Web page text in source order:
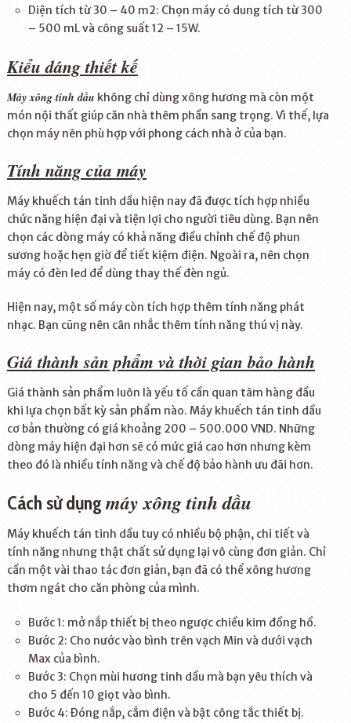
Diện tích từ 30 – 40 m2: Chọn máy có dung tích từ 300
– 500 mL và công suất 12 – 15W.
Kiểu dáng thiết kế
Máy xông tinh dầu không chỉ dùng xông hương mà còn một
món nội thất giúp căn nhà thêm phần sang trọng. Vì thế, lựa
chọn máy nên phù hợp với phong cách nhà ở của bạn.
Tính năng của máy
Máy khuếch tán tinh dầu hiện nay đã được tích hợp nhiều
chức năng hiện đại và tiện lợi cho người tiêu dùng. Bạn nên
chọn các dòng máy có khả năng điều chỉnh chế độ phun
sương hoặc hẹn giờ để tiết kiệm điện. Ngoài ra, nên chọn
máy có đèn led để dùng thay thế đèn ngủ.
Hiện nay, một số máy còn tích hợp thêm tính năng phát
nhạc. Bạn cũng nên cân nhắc thêm tính năng thú vị này.
Giá thành sản phẩm và thời gian bảo hành
Giá thành sản phẩm luôn là yếu tố cần quan tâm hàng đầu
khi lựa chọn bất kỳ sản phẩm nào. Máy khuếch tán tinh dầu
cơ bản thường có giá khoảng 200 – 500.000 VND. Những
dòng máy hiện đại hơn sẽ có mức giá cao hơn nhưng kèm
theo đó là nhiều tính năng và chế độ bảo hành ưu đãi hơn.
Cách sử dụngmáy xông tinh dầu
Máy khuếch tán tinh dầu tuy có nhiều bộ phận, chi tiết và
tính năng nhưng thật chất sử dụng lại vô cùng đơn giản. Chỉ
cần một vài thao tác đơn giản, bạn đã có thể xông hương
thơm ngát cho căn phòng của mình.
Bước 1: mở nắp thiết bị theo ngược chiều kim đồng hồ.
Bước 2: Cho nước vào bình trên vạch Min và dưới vạch
Max của bình.
Bước 3: Chọn mùi hương tinh dầu mà bạn yêu thích và
cho 5 đến 10 giọt vào bình.
Bước 4: Đóng nắp, cắm điện và bật công tắc thiết bị.